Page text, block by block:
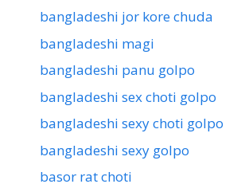
bangladeshi jor kore chuda
bangladeshi magi
bangladeshi panu golpo
bangladeshi sex choti golpo
bangladeshi sexy choti golpo
bangladeshi sexy golpo
basor rat choti